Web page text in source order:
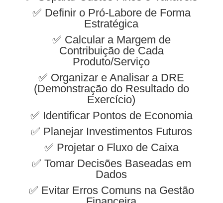
✅ Definir o Pró-Labore de Forma
Estratégica
✅ Calcular a Margem de
Contribuição de Cada
Produto/Serviço
✅ Organizar e Analisar a DRE
(Demonstração do Resultado do
Exercício)
✅ Identificar Pontos de Economia
✅ Planejar Investimentos Futuros
✅ Projetar o Fluxo de Caixa
✅ Tomar Decisões Baseadas em
Dados
✅ Evitar Erros Comuns na Gestão